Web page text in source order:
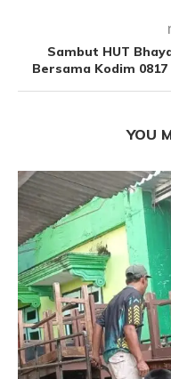
Sambut HUT
Bersama Kodim
YOU